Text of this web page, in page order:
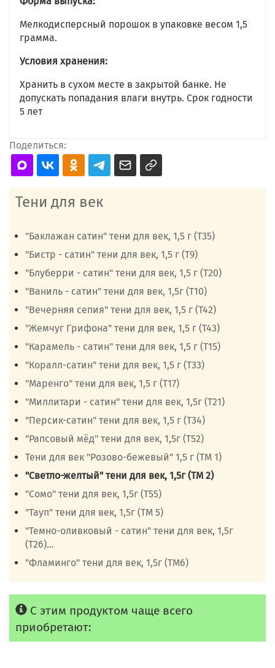
Мелкодисперсный порошок в упаковке весом 1,5
грамма.
Условия хранения:
Хранить в сухом месте в закрытой банке. Не
допускать попадания влаги внутрь. Срок годности
5 лет
Поделиться:
Тени для век
"Баклажан сатин" тени для век, 1,5 г (Т35)
"Бистр - сатин" тени для век, 1,5 г (Т9)
"Блуберри - сатин" тени для век, 1,5 г (Т20)
"Ваниль - сатин" тени для век, 1,5г (Т10)
"Вечерняя сепия" тени для век, 1,5 г (Т42)
"Жемчуг Грифона" тени для век, 1,5 г (Т43)
"Карамель - сатин" тени для век, 1,5 г (Т15)
"Коралл-сатин" тени для век, 1,5 г (Т33)
"Маренго" тени для век, 1,5 г (Т17)
"Миллитари - сатин" тени для век, 1,5г (Т21)
"Персик-сатин" тени для век, 1,5 г (Т34)
"Рапсовый мёд" тени для век, 1,5г (Т52)
Тени для век "Розово-бежевый" 1,5 г (ТМ 1)
"Светло-желтый" тени для век, 1,5г (ТМ 2)
"Сомо" тени для век, 1,5г (Т55)
"Тауп" тени для век, 1,5г (ТМ 5)
"Темно-оливковый - сатин" тени для век, 1,5г
(Т26)...
"Фламинго" тени для век, 1,5г (ТМ6)
С этим продуктом чаще всего
приобретают: